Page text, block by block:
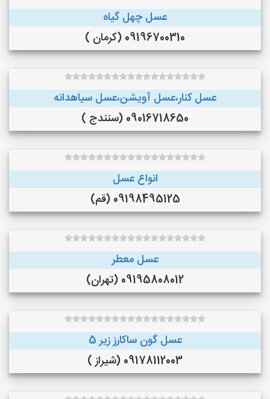
عسل چهل گیاه
09196700310 (کرمان )
عسل کنار،عسل آویشن،عسل سیاهدانه
09016718650 (سنندج )
انواع عسل
09198495125 (قم)
عسل معطر
09195808012 (تهران)
عسل گون ساکارز زیر 5
09178112003 (شیراز )